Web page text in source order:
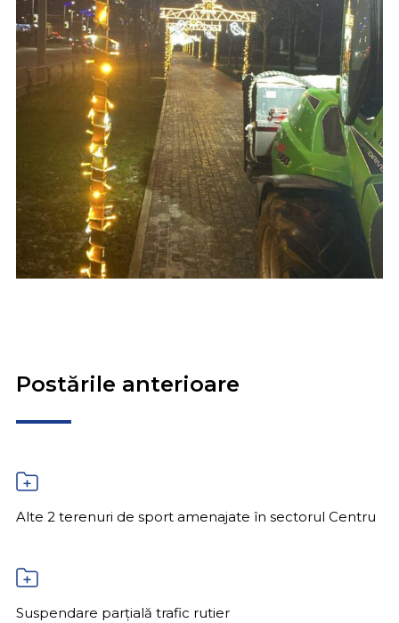
Postările anterioare
Alte 2 terenuri de sport amenajate în sectorul Centru
Suspendare parțială trafic rutier